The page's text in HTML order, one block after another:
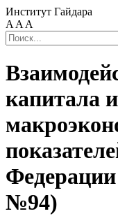
Институт Гайдара
A A A
капитала
№94)